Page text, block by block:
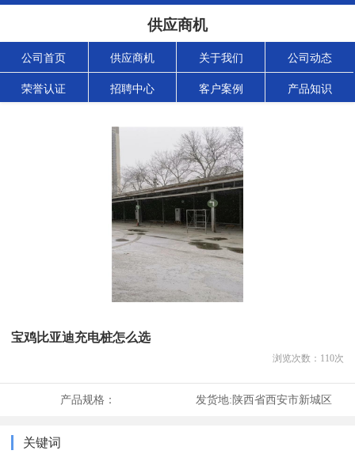
供应商机
公司首页 供应商机 关于我们 公司动态
荣誉认证 招聘中心 客户案例 产品知识
宝鸡比亚迪充电桩怎么选
浏览次数： 110次
产品规格： 发货地:陕西省西安市新城区
关键词